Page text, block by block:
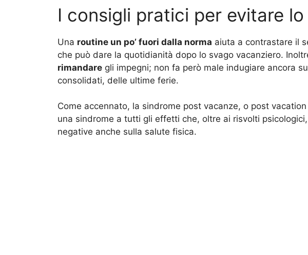
I consigli pratici per evitare
Una routine un po’ fuori dalla norma aiuta a contrastare il
che può dare la quotidianità dopo lo svago vacanziero.
rimandare gli impegni; non fa però male indugiare ancora
consolidati, delle ultime ferie.
Come accennato, la sindrome post vacanze, o post
una sindrome a tutti gli effetti che, oltre ai risvolti
negative anche sulla salute fisica.